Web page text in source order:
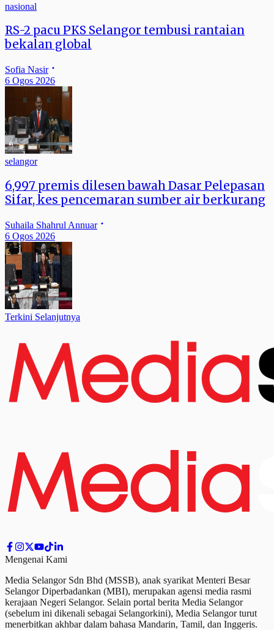
nasional
RS-2 pacu PKS Selangor tembusi rantaian
bekalan global
Sofia Nasir
6 Ogos 2026
selangor
6,997 premis dilesen bawah Dasar Pelepasan
Sifar, kes pencemaran sumber air berkurang
Suhaila Shahrul Annuar
6 Ogos 2026
Terkini Selanjutnya
Mengenai Kami
Media Selangor Sdn Bhd (MSSB), anak syarikat Menteri Besar
Selangor Diperbadankan (MBI), merupakan agensi media rasmi
kerajaan Negeri Selangor. Selain portal berita Media Selangor
(sebelum ini dikenali sebagai Selangorkini), Media Selangor turut
menerbitkan akhbar dalam bahasa Mandarin, Tamil, dan Inggeris.